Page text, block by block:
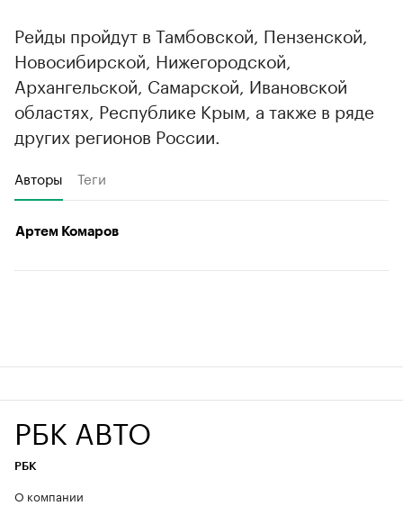
Рейды пройдут в Тамбовской, Пензенской,
Новосибирской, Нижегородской,
Архангельской, Самарской, Ивановской
областях, Республике Крым, а также в ряде
других регионов России.
Авторы Теги
Артем Комаров
РБК АВТО
РБК
О компании